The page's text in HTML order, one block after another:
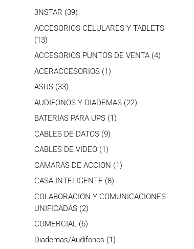
3NSTAR 3939
productos
ACCESORIOS CELULARES Y TABLETS
1313
productos
ACCESORIOS PUNTOS DE VENTA 44
ACERACCESORIOS 11
ASUS 3333
productos
AUDIFONOS Y DIADEMAS 2222
BATERIAS PARA UPS 11
CABLES DE DATOS 99
CABLES DE VIDEO 11
producto
CAMARAS DE ACCION 11
CASA INTELIGENTE 88
productos
COLABORACION Y COMUNICACIONES
UNIFICADAS 22
productos
COMERCIAL 66
productos
Diademas/Audífonos 11